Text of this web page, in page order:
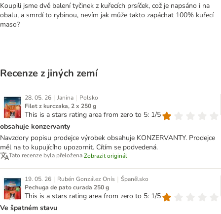
Koupili jsme dvě balení tyčinek z kuřecích prsíček, což je napsáno i na
obalu, a smrdí to rybinou, nevím jak může takto zapáchat 100% kuřecí
maso?
Recenze z jiných zemí
28. 05. 26 | Janina | Polsko
Filet z kurczaka, 2 x 250 g
This is a stars rating area from zero to 5: 1/5
obsahuje konzervanty
Navzdory popisu prodejce výrobek obsahuje KONZERVANTY. Prodejce
měl na to kupujícího upozornit. Cítím se podvedená.
Tato recenze byla přeložena.Zobrazit originál
19. 05. 26 | Rubén González Onís | Španělsko
Pechuga de pato curada 250 g
This is a stars rating area from zero to 5: 1/5
Ve špatném stavu